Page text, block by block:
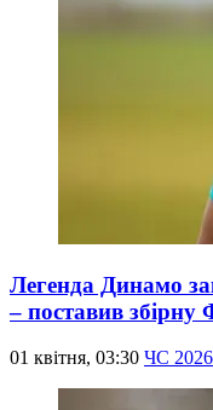
Легенда Динамо
– поставив збірну
01 квітня, 03:30 ЧС 2026